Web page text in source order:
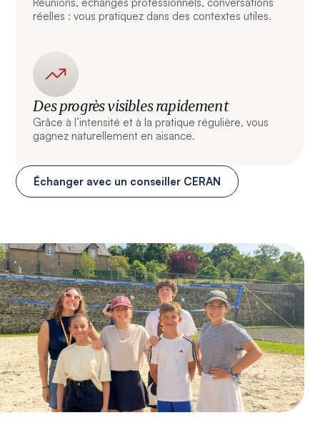
réelles : vous pratiquez dans des contextes utiles.
Des progrès visibles rapidement
Grâce à l’intensité et à la pratique régulière, vous
gagnez naturellement en aisance.
Échanger avec un conseiller CERAN